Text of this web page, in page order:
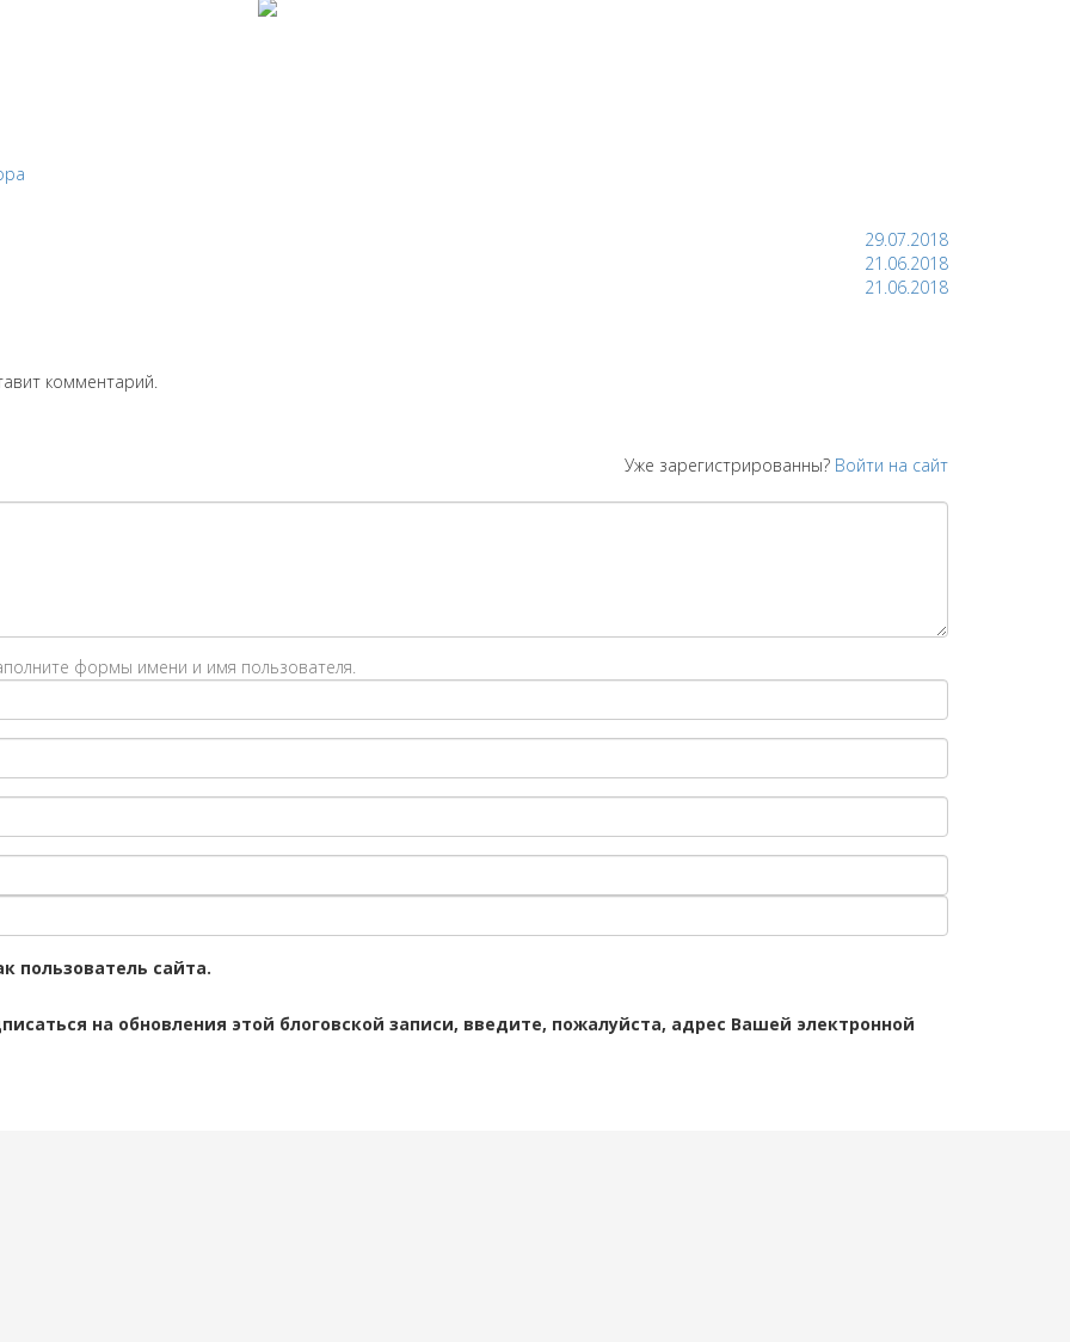
29.07.2018
21.06.2018
21.06.2018
комментарий.
Уже зарегистрированны? Войти на сайт
формы имени и имя пользователя.
пользователь сайта.
на обновления этой блоговской записи, введите, пожалуйста, адрес Вашей электронной